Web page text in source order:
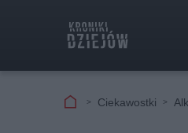
Ciekawostki